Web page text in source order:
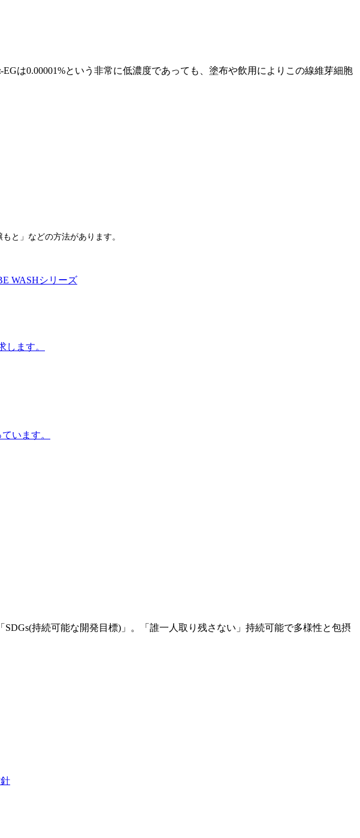
は0.00001%という非常に低濃度であっても、塗布や飲用によりこの線維芽細胞
と」などの方法があります。
ます。
います。
持続可能な開発目標)」。「誰一人取り残さない」持続可能で多様性と包摂